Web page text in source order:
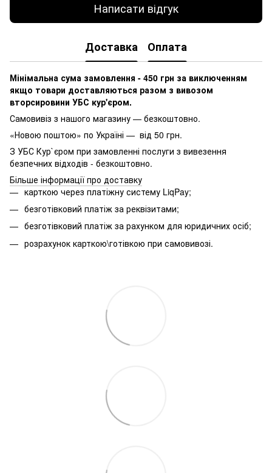
Написати відгук
Доставка Оплата
Мінімальна сума замовлення - 450 грн за виключенням
якщо товари доставляються разом з вивозом
вторсировини УБС кур'єром.
Самовивіз з нашого магазину — безкоштовно.
«Новою поштою» по Україні — від 50 грн.
З УБС Кур`єром при замовленні послуги з вивезення
безпечних відходів - безкоштовно.
Більше інформації про доставку
карткою через платіжну систему LiqPay;
безготівковий платіж за реквізитами;
безготівковий платіж за рахунком для юридичних осіб;
розрахунок карткою\готівкою при самовивозі.